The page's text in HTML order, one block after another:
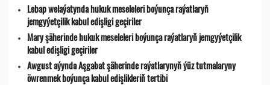
Lebap welaýatynda hukuk meseleleri boýunça raýatlaryň
jemgyýetçilik kabul edişligi geçiriler
Mary şäherinde hukuk meseleleri boýunça raýatlaryň jemgyýetçilik
kabul edişligi geçiriler
Awgust aýynda Aşgabat şäherinde raýatlarynyň ýüz tutmalaryny
öwrenmek boýunça kabul edişlikleriň tertibi